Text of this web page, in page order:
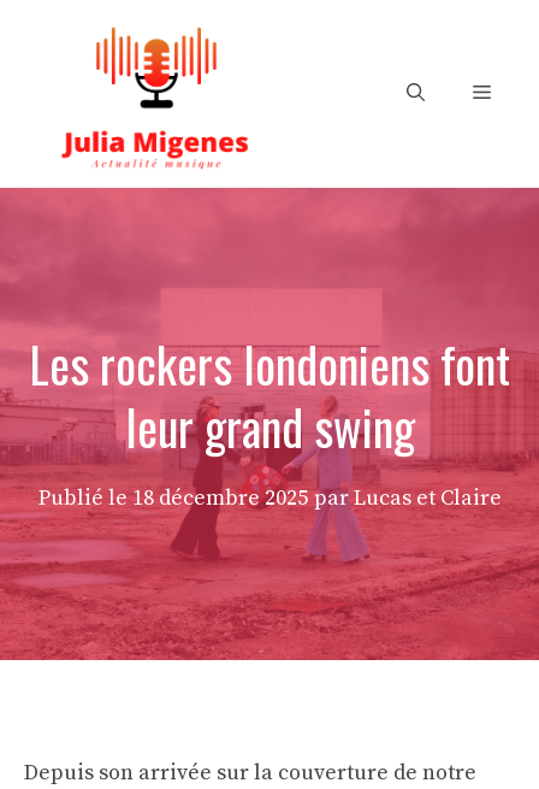
Menu
Les rockers londoniens font
leur grand swing
Publié le18 décembre 2025 par Lucas et Claire
Depuis son arrivée sur la couverture de notre